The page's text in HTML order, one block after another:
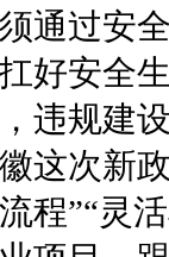
通过安
好安全
违规建
这次新
程”“灵